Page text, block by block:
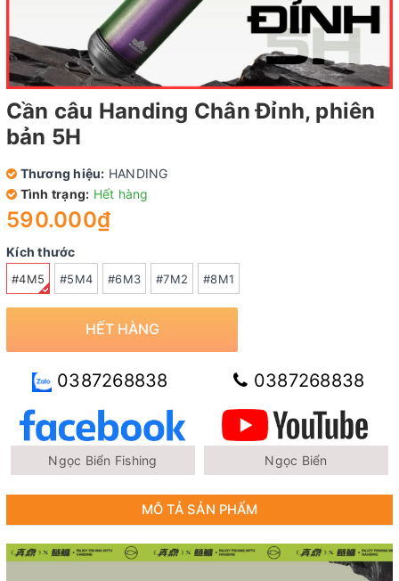
Cần câu Handing Chân Đỉnh, phiên
bản 5H
Thương hiệu: HANDING
Tình trạng: Hết hàng
590.000₫
Kích thước
#4M5 #5M4 #6M3 #7M2 #8M1
HẾT HÀNG
0387268838 0387268838
Ngọc Biển Fishing Ngọc Biển
MÔ TẢ SẢN PHẨM